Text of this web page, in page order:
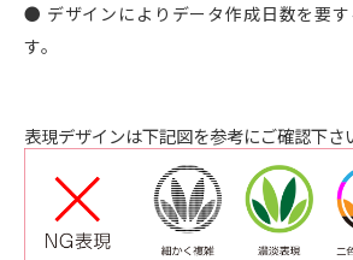
● デザインによりデータ作成日数を要
す。
表現デザインは下記図を参考にご確認下さ